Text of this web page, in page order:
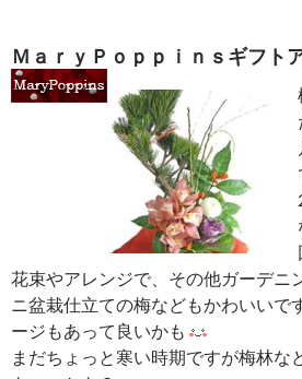
ＭａｒｙＰｏｐｐｉｎｓギフト
花束やアレンジで、その他ガーデニ
ニ盆栽仕立ての梅などもかわいいで
ージもあって良いかも
まだちょっと寒い時期ですが梅林な